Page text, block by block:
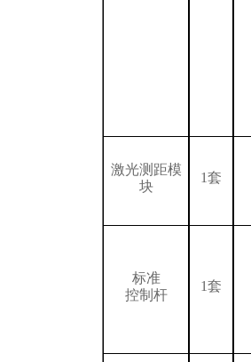
激光测距模
块
1套
标准
控制杆
1套